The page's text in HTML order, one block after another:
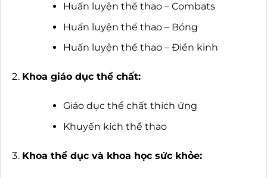
Huấn luyện thể thao – Combats
Huấn luyện thể thao – Bóng
Huấn luyện thể thao – Điền kinh
Khoa giáo dục thể chất:
Giáo dục thể chất thích ứng
Khuyến kích thể thao
Khoa thể dục và khoa học sức khỏe: